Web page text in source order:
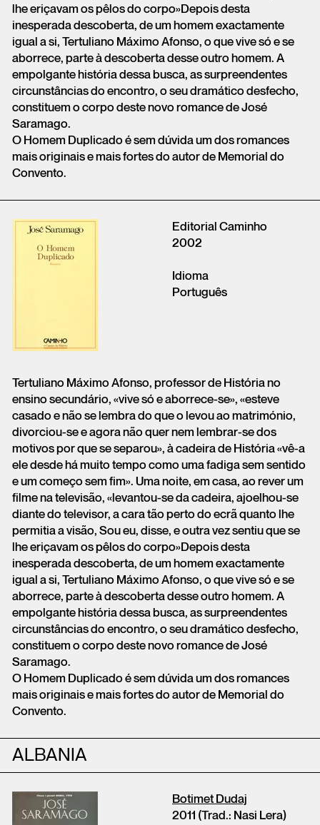
lhe eriçavam os pêlos do corpo»Depois desta
inesperada descoberta, de um homem exactamente
igual a si, Tertuliano Máximo Afonso, o que vive só e se
aborrece, parte à descoberta desse outro homem. A
empolgante história dessa busca, as surpreendentes
circunstâncias do encontro, o seu dramático desfecho,
constituem o corpo deste novo romance de José
Saramago.
O Homem Duplicado é sem dúvida um dos romances
mais originais e mais fortes do autor de Memorial do
Convento.
Editorial Caminho
2002
Idioma
Português
Tertuliano Máximo Afonso, professor de História no
ensino secundário, «vive só e aborrece-se», «esteve
casado e não se lembra do que o levou ao matrimónio,
divorciou-se e agora não quer nem lembrar-se dos
motivos por que se separou», à cadeira de História «vê-a
ele desde há muito tempo como uma fadiga sem sentido
e um começo sem fim». Uma noite, em casa, ao rever um
filme na televisão, «levantou-se da cadeira, ajoelhou-se
diante do televisor, a cara tão perto do ecrã quanto lhe
permitia a visão, Sou eu, disse, e outra vez sentiu que se
lhe eriçavam os pêlos do corpo»Depois desta
inesperada descoberta, de um homem exactamente
igual a si, Tertuliano Máximo Afonso, o que vive só e se
aborrece, parte à descoberta desse outro homem. A
empolgante história dessa busca, as surpreendentes
circunstâncias do encontro, o seu dramático desfecho,
constituem o corpo deste novo romance de José
Saramago.
O Homem Duplicado é sem dúvida um dos romances
mais originais e mais fortes do autor de Memorial do
Convento.
ALBANIA
Botimet Dudaj
2011 (Trad.: Nasi Lera)